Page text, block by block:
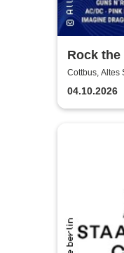
Rock
Cottbus, Altes
04.10.2026